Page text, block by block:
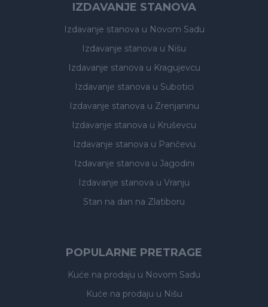
IZDAVANJE STANOVA
Izdavanje stanova u Novom Sadu
Izdavanje stanova u Nišu
Izdavanje stanova u Kragujevcu
Izdavanje stanova u Subotici
Izdavanje stanova u Zrenjaninu
Izdavanje stanova u Kruševcu
Izdavanje stanova u Pančevu
Izdavanje stanova u Jagodini
Izdavanje stanova u Vranju
Stan na dan na Zlatiboru
POPULARNE PRETRAGE
Kuće na prodaju u Novom Sadu
Kuće na prodaju u Nišu